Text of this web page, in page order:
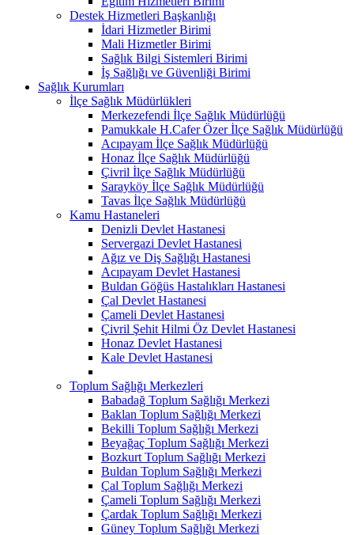
Destek Hizmetleri Başkanlığı
İdari Hizmetler Birimi
Mali Hizmetler Birimi
Sağlık Bilgi Sistemleri Birimi
İş Sağlığı ve Güvenliği Birimi
Sağlık Kurumları
İlçe Sağlık Müdürlükleri
Merkezefendi İlçe Sağlık Müdürlüğü
Pamukkale H.Cafer Özer İlçe Sağlık Müdürlüğü
Acıpayam İlçe Sağlık Müdürlüğü
Honaz İlçe Sağlık Müdürlüğü
Çivril İlçe Sağlık Müdürlüğü
Sarayköy İlçe Sağlık Müdürlüğü
Tavas İlçe Sağlık Müdürlüğü
Kamu Hastaneleri
Denizli Devlet Hastanesi
Servergazi Devlet Hastanesi
Ağız ve Diş Sağlığı Hastanesi
Acıpayam Devlet Hastanesi
Buldan Göğüs Hastalıkları Hastanesi
Çal Devlet Hastanesi
Çameli Devlet Hastanesi
Çivril Şehit Hilmi Öz Devlet Hastanesi
Honaz Devlet Hastanesi
Kale Devlet Hastanesi
Toplum Sağlığı Merkezleri
Babadağ Toplum Sağlığı Merkezi
Baklan Toplum Sağlığı Merkezi
Bekilli Toplum Sağlığı Merkezi
Beyağaç Toplum Sağlığı Merkezi
Bozkurt Toplum Sağlığı Merkezi
Buldan Toplum Sağlığı Merkezi
Çal Toplum Sağlığı Merkezi
Çameli Toplum Sağlığı Merkezi
Çardak Toplum Sağlığı Merkezi
Güney Toplum Sağlığı Merkezi